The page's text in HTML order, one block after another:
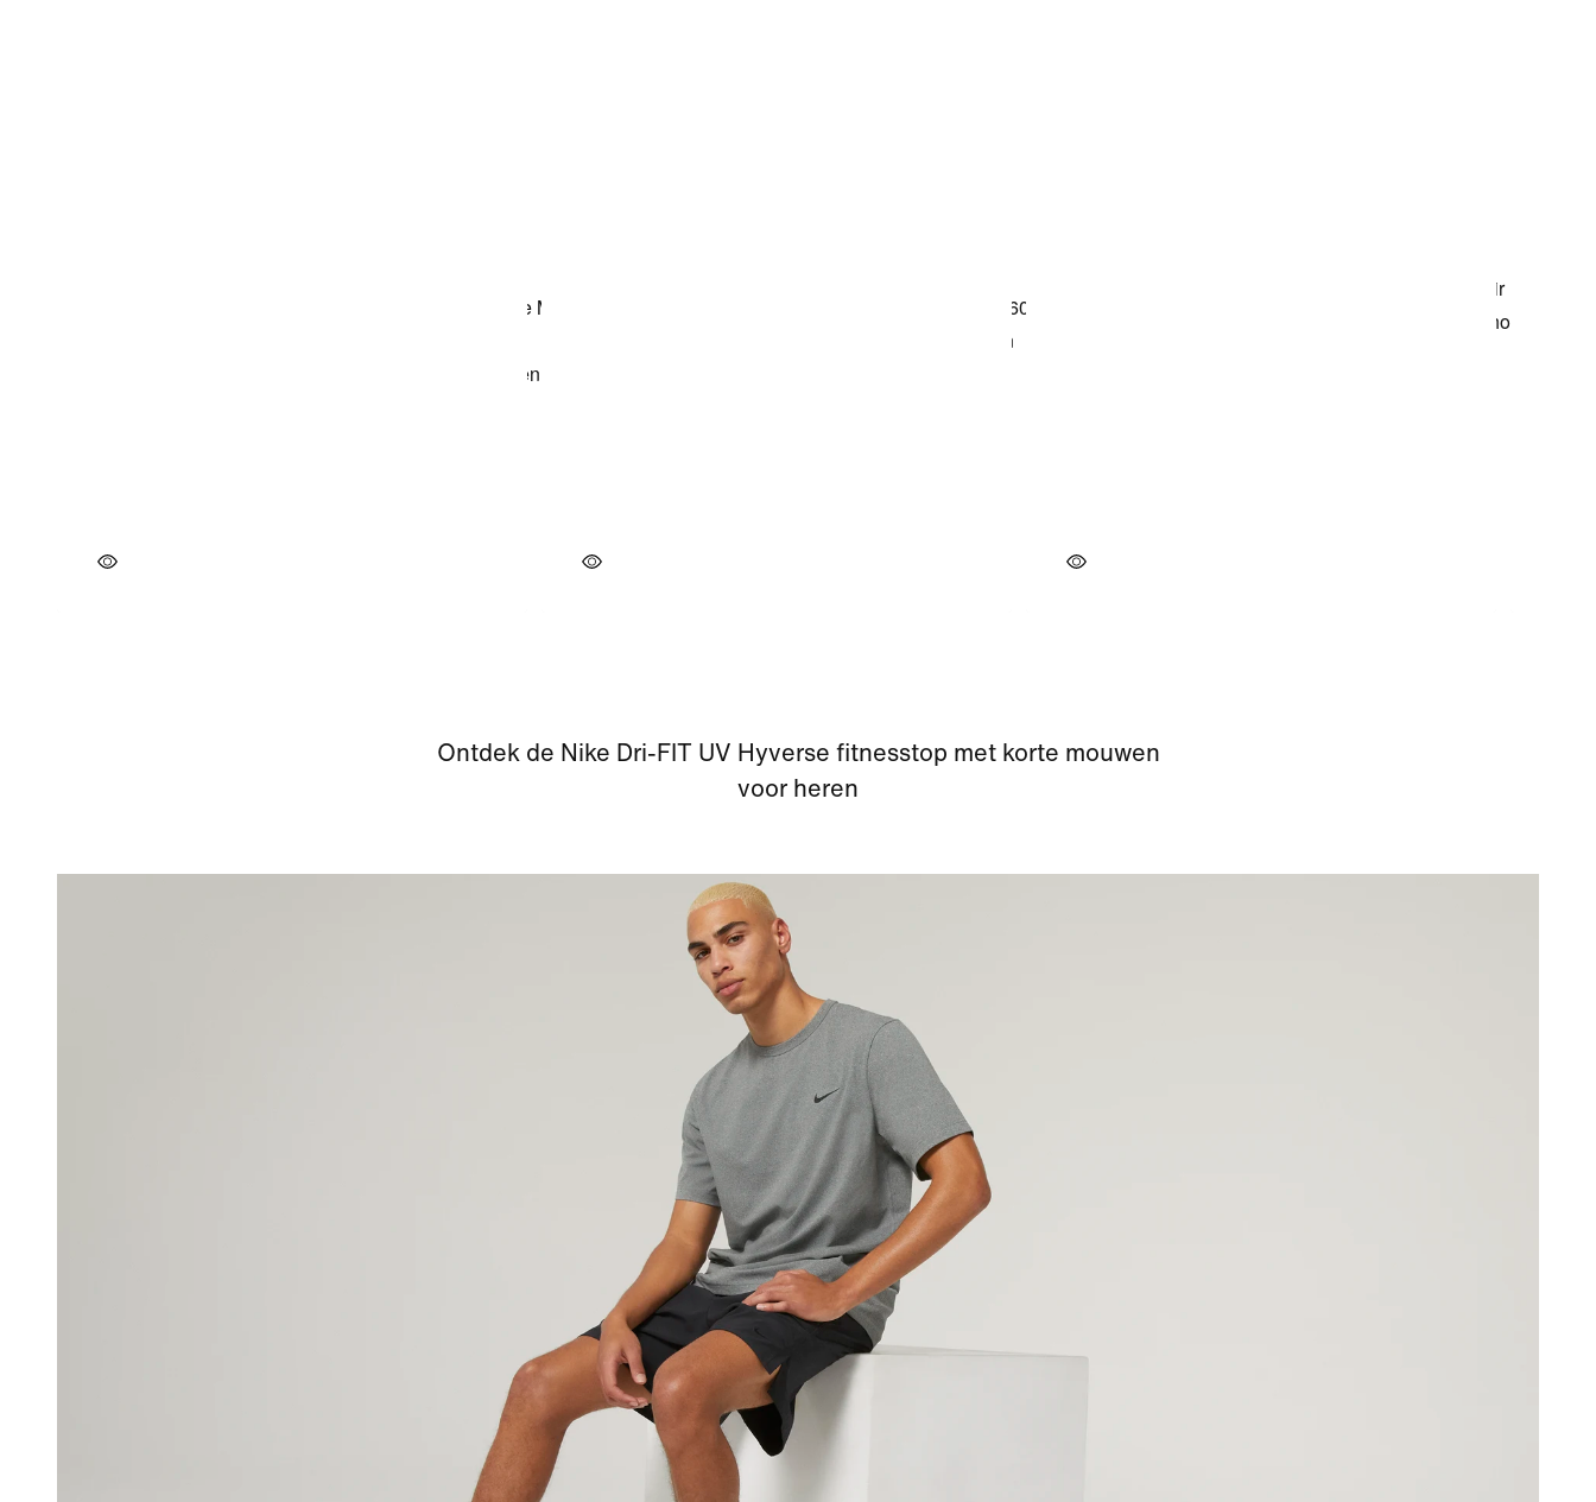
Ontdek de Nike Dri-FIT UV Hyverse fitnesstop met korte mouwen
voor heren